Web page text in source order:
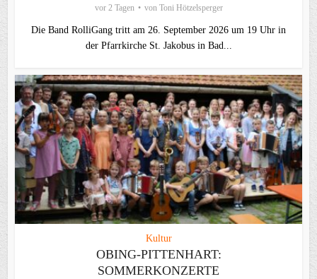
vor 2 Tagen von Toni Hötzelsperger
Die Band RolliGang tritt am 26. September 2026 um 19 Uhr in
der Pfarrkirche St. Jakobus in Bad...
Kultur
OBING-PITTENHART:
SOMMERKONZERTE